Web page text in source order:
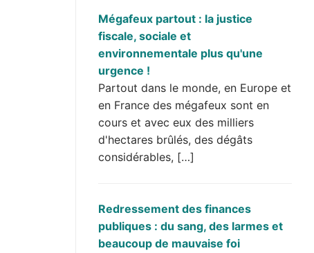
Mégafeux partout : la justice
fiscale, sociale et
environnementale plus qu'une
urgence !
Partout dans le monde, en Europe et
en France des mégafeux sont en
cours et avec eux des milliers
d'hectares brûlés, des dégâts
considérables, […]
Redressement des finances
publiques : du sang, des larmes et
beaucoup de mauvaise foi